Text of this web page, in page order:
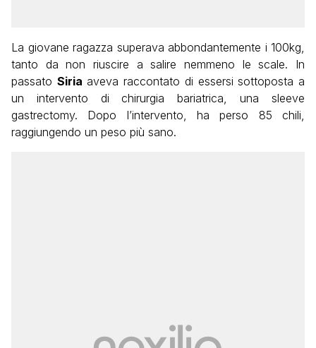
La giovane ragazza superava abbondantemente i 100kg,
tanto da non riuscire a salire nemmeno le scale. In
passato Siria aveva raccontato di essersi sottoposta a
un intervento di chirurgia bariatrica, una sleeve
gastrectomy. Dopo l’intervento, ha perso 85 chili,
raggiungendo un peso più sano.